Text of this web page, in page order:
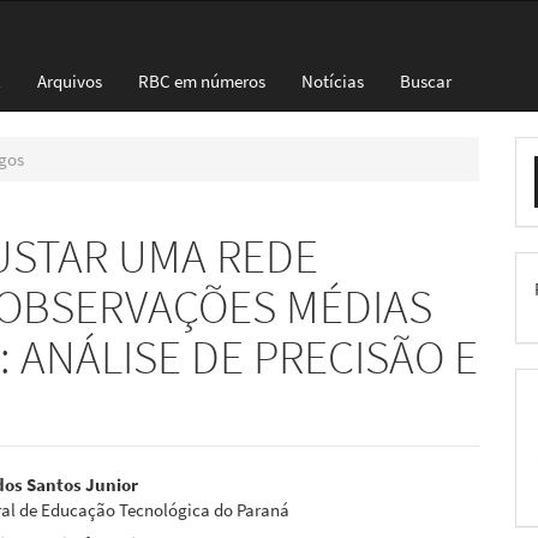
Arquivos RBC em números Notícias Buscar
UMA REDE
MÉDIAS
DE PRECISÃO E
Santos Junior
de Educação Tecnológica do Paraná